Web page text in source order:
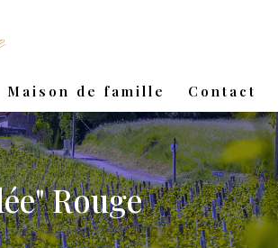
Maison de famille Contact
Rouge